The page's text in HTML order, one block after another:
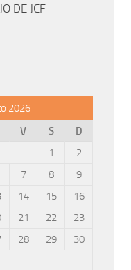
DE JCF
2026
V S
D
1
2
7 8
9
14 15
16
21 22
23
28 29
30